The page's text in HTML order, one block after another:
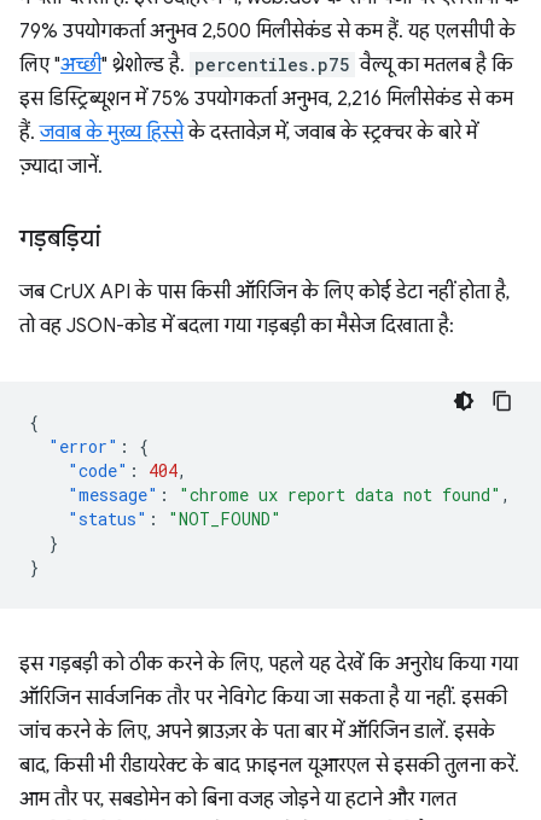
79% उपयोगकर्ता अनुभव 2,500 मिलीसेकंड से कम हैं. यह एलसीपी के
लिए "अच्छी" थ्रेशोल्ड है. percentiles.p75 वैल्यू का मतलब है कि
इस डिस्ट्रिब्यूशन में 75% उपयोगकर्ता अनुभव, 2,216 मिलीसेकंड से कम
हैं.जवाब के मुख्य हिस्सेके दस्तावेज़ में, जवाब के स्ट्रक्चर के बारे में
ज़्यादा जानें.
गड़बड़ियां
जब CrUX API के पास किसी ऑरिजिन के लिए कोई डेटा नहीं होता है,
तो वह JSON-कोड में बदला गया गड़बड़ी का मैसेज दिखाता है:
{
"error" :
{
"code" : 404,
"message" : "chrome ux report data not found" ,
"status" :
"NOT_FOUND"
}
}
इस गड़बड़ी को ठीक करने के लिए, पहले यह देखें कि अनुरोध किया गया
ऑरिजिन सार्वजनिक तौर पर नेविगेट किया जा सकता है या नहीं. इसकी
जांच करने के लिए, अपने ब्राउज़र के पता बार में ऑरिजिन डालें. इसके
बाद, किसी भी रीडायरेक्ट के बाद फ़ाइनल यूआरएल से इसकी तुलना करें.
आम तौर पर, सबडोमेन को बिना वजह जोड़ने या हटाने और गलत